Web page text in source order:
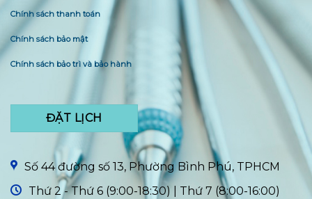
Chính sách thanh toán
Chính sách bảo mật
Chính sách bảo trì và bảo hành
ĐẶT LỊCH
Số 44 đường số 13, Phường Bình Phú, TPHCM
Thứ 2 - Thứ 6 (9:00-18:30) | Thứ 7 (8:00-16:00)